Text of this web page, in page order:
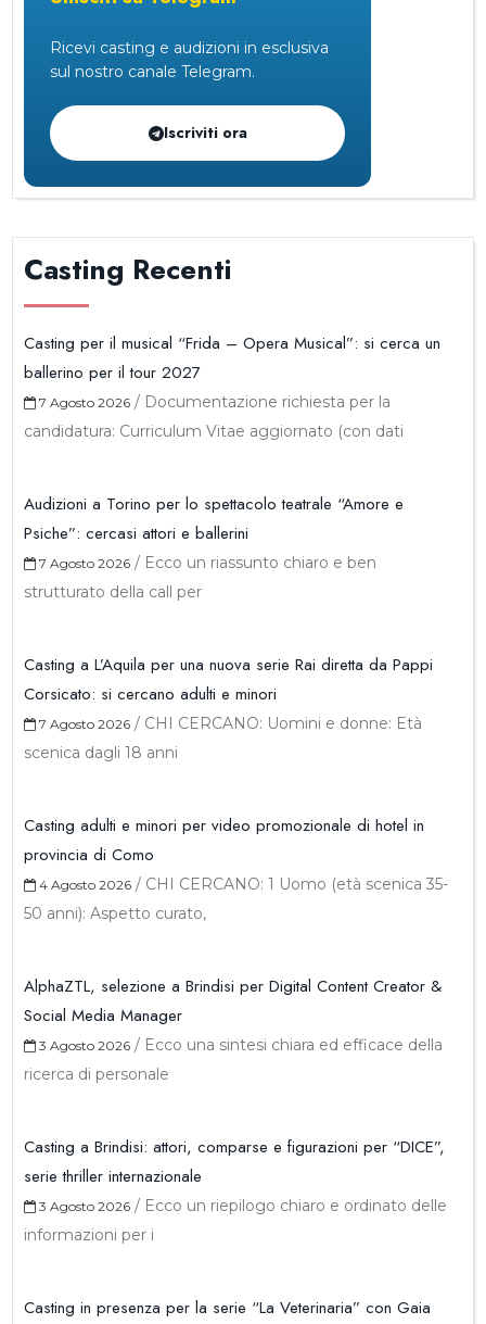
Ricevi casting e audizioni in esclusiva
sul nostro canale Telegram.
Iscriviti ora
Casting Recenti
Casting per il musical “Frida – Opera Musical”: si cerca un
ballerino per il tour 2027
7 Agosto 2026 / Documentazione richiesta per la
candidatura: Curriculum Vitae aggiornato (con dati
Audizioni a Torino per lo spettacolo teatrale “Amore e
Psiche”: cercasi attori e ballerini
7 Agosto 2026 / Ecco un riassunto chiaro e ben
strutturato della call per
Casting a L’Aquila per una nuova serie Rai diretta da Pappi
Corsicato: si cercano adulti e minori
7 Agosto 2026 / CHI CERCANO: Uomini e donne: Età
scenica dagli 18 anni
Casting adulti e minori per video promozionale di hotel in
provincia di Como
4 Agosto 2026 / CHI CERCANO: 1 Uomo (età scenica 35-
50 anni): Aspetto curato,
AlphaZTL, selezione a Brindisi per Digital Content Creator &
Social Media Manager
3 Agosto 2026 / Ecco una sintesi chiara ed efficace della
ricerca di personale
Casting a Brindisi: attori, comparse e figurazioni per “DICE”,
serie thriller internazionale
3 Agosto 2026 / Ecco un riepilogo chiaro e ordinato delle
informazioni per i
Casting in presenza per la serie “La Veterinaria” con Gaia